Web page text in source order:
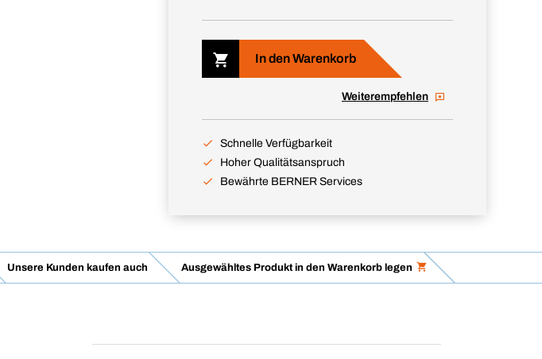
In den Warenkorb
Weiterempfehlen
Schnelle Verfügbarkeit
Hoher Qualitätsanspruch
Bewährte BERNER Services
Unsere Kunden kaufen auch Ausgewähltes Produkt in den Warenkorb legen